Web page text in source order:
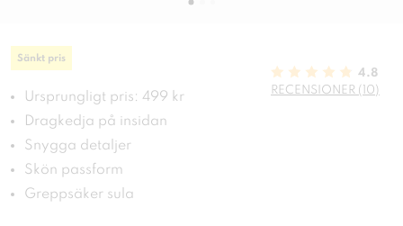
Sänkt pris
Ursprungligt pris: 499 kr
Dragkedja på insidan
Snygga detaljer
Skön passform
Greppsäker sula
4.8
RECENSIONER (10)